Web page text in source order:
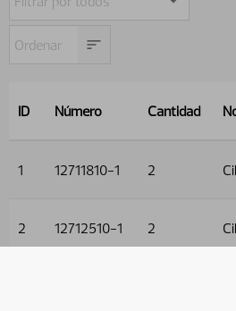
ID Número Cantidad
1 12711810-1 2
2 12712510-1 2